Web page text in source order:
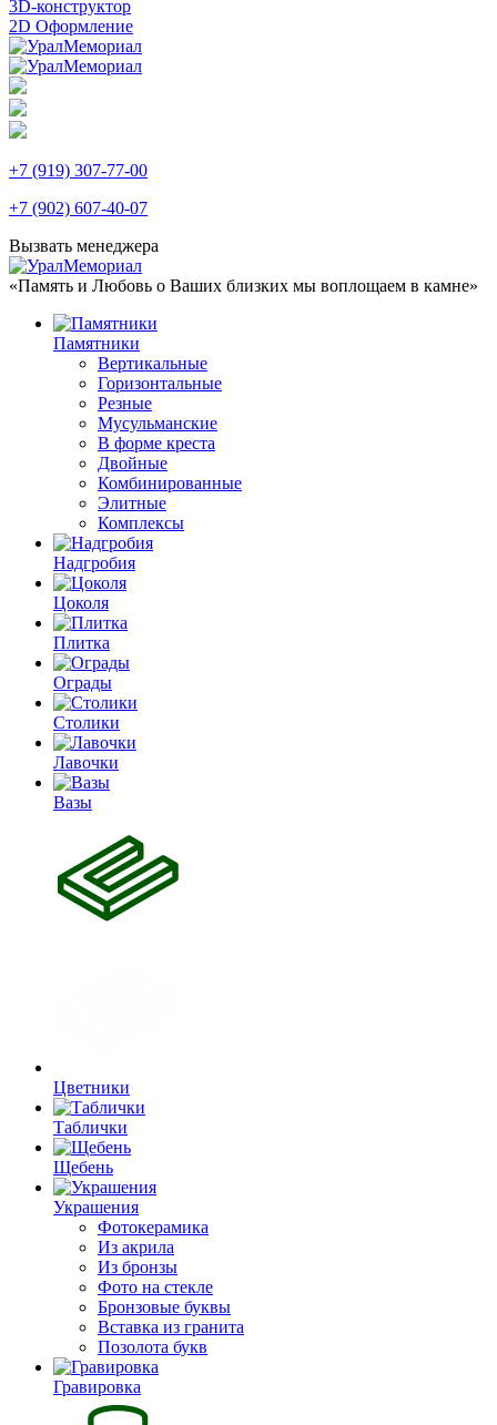
3D-конструктор
2D Оформление
+7 (919) 307-77-00
+7 (902) 607-40-07
Вызвать менеджера
«Память и Любовь о Ваших близких мы воплощаем в камне»
Памятники
Вертикальные
Горизонтальные
Резные
Мусульманские
В форме креста
Двойные
Комбинированные
Элитные
Комплексы
Надгробия
Цоколя
Плитка
Ограды
Столики
Лавочки
Вазы
Цветники
Таблички
Щебень
Украшения
Фотокерамика
Из акрила
Из бронзы
Фото на стекле
Бронзовые буквы
Вставка из гранита
Позолота букв
Гравировка